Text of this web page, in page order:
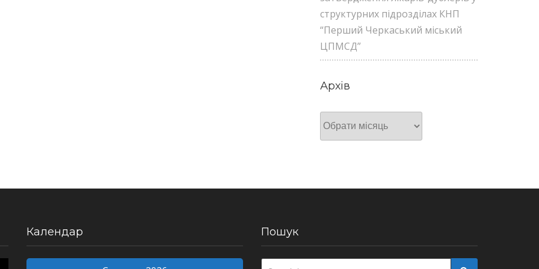
структурних підрозділах КНП
“Перший Черкаський міський
ЦПМСД”
Архів
Архів
Календар Пошук